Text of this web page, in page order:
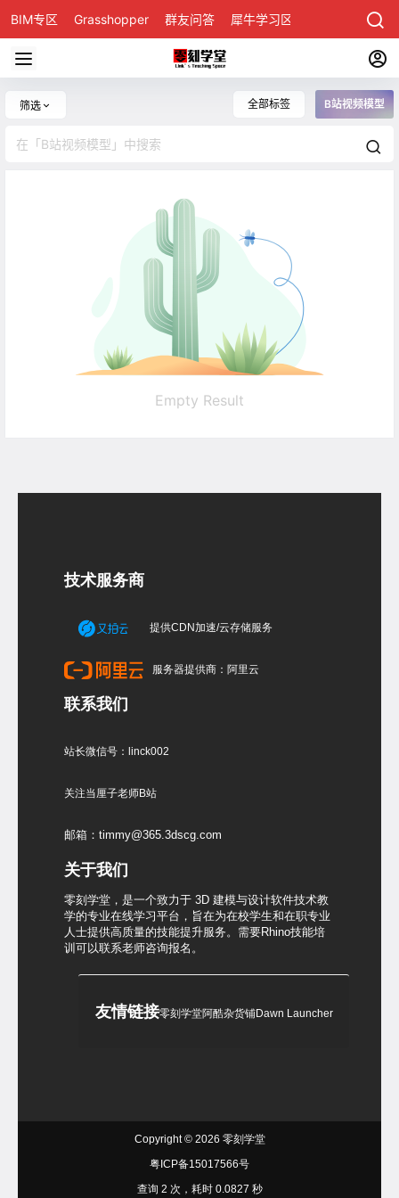
BIM专区 Grasshopper 群友问答 犀牛学习区
筛选 全部标签 B站视频模型
Empty Result
技术服务商
提供CDN加速/云存储服务
服务器提供商：阿里云
联系我们
站长微信号：linck002
关注当厘子老师B站
邮箱：timmy@365.3dscg.com
关于我们
零刻学堂，是一个致力于 3D 建模与设计软件技术教
学的专业在线学习平台，旨在为在校学生和在职专业
人士提供高质量的技能提升服务。需要Rhino技能培
训可以联系老师咨询报名。
友情链接零刻学堂阿酷杂货铺Dawn Launcher
Copyright © 2026 零刻学堂
粤ICP备15017566号
查询 2 次，耗时 0.0827 秒